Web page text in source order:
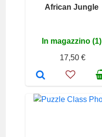
African Jungle
In magazzino (1)
17,50 €